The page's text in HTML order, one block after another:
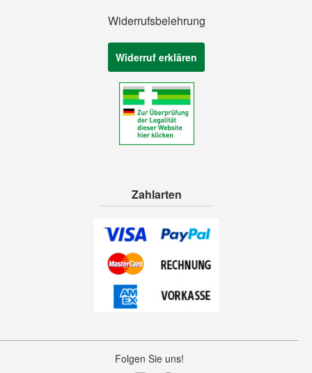
Widerrufsbelehrung
Widerruf erklären
Zahlarten
Folgen Sie uns!